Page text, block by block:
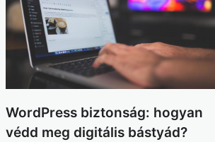
WordPress biztonság: hogyan
védd meg digitális bástyád?